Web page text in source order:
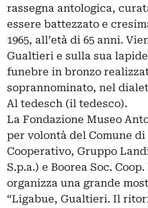
rassegna antologica,
essere battezzato e
1965, all’età di 65 anni.
Gualtieri e sulla sua
funebre in bronzo
soprannominato, nel
Al tedesch (il tedesco).
La Fondazione Museo
per volontà del Comune
Cooperativo, Gruppo
S.p.a.) e Boorea Soc.
organizza una grande
“Ligabue, Gualtieri. Il